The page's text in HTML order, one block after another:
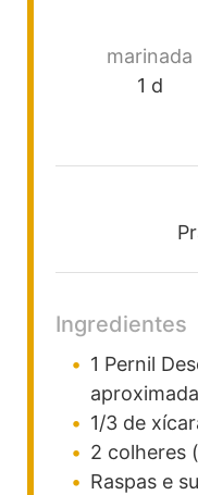
marinada
1 d
Ingredientes
1 Pernil
1/3 de
2 colheres
Raspas e